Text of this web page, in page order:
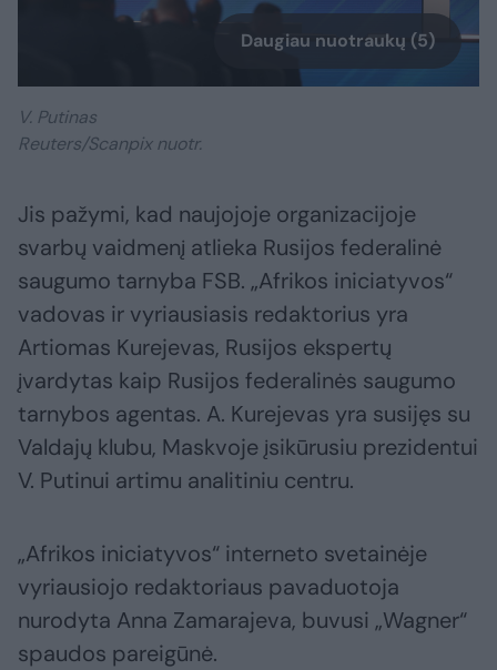
Daugiau nuotraukų (5)
V. Putinas
Reuters/Scanpix nuotr.
Jis pažymi, kad naujojoje organizacijoje
svarbų vaidmenį atlieka Rusijos federalinė
saugumo tarnyba FSB. „Afrikos iniciatyvos“
vadovas ir vyriausiasis redaktorius yra
Artiomas Kurejevas, Rusijos ekspertų
įvardytas kaip Rusijos federalinės saugumo
tarnybos agentas. A. Kurejevas yra susijęs su
Valdajų klubu, Maskvoje įsikūrusiu prezidentui
V. Putinui artimu analitiniu centru.
„Afrikos iniciatyvos“ interneto svetainėje
vyriausiojo redaktoriaus pavaduotoja
nurodyta Anna Zamarajeva, buvusi „Wagner“
spaudos pareigūnė.